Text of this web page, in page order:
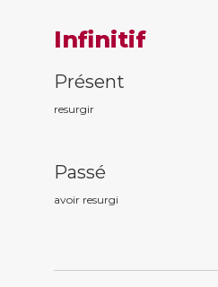
Infinitif
Présent
resurgir
Passé
avoir resurgi